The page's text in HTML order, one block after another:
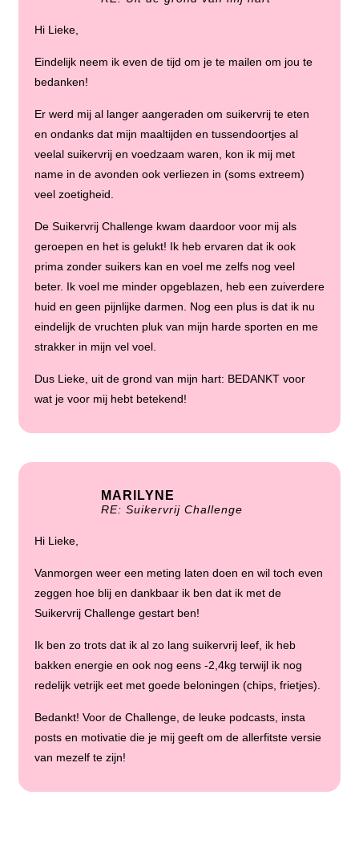
Hi Lieke,
Eindelijk neem ik even de tijd om je te mailen om jou te
bedanken!
Er werd mij al langer aangeraden om suikervrij te eten
en ondanks dat mijn maaltijden en tussendoortjes al
veelal suikervrij en voedzaam waren, kon ik mij met
name in de avonden ook verliezen in (soms extreem)
veel zoetigheid.
De Suikervrij Challenge kwam daardoor voor mij als
geroepen en het is gelukt! Ik heb ervaren dat ik ook
prima zonder suikers kan en voel me zelfs nog veel
beter. Ik voel me minder opgeblazen, heb een zuiverdere
huid en geen pijnlijke darmen. Nog een plus is dat ik nu
eindelijk de vruchten pluk van mijn harde sporten en me
strakker in mijn vel voel.
Dus Lieke, uit de grond van mijn hart: BEDANKT voor
wat je voor mij hebt betekend!
MARILYNE
RE: Suikervrij Challenge
Hi Lieke,
Vanmorgen weer een meting laten doen en wil toch even
zeggen hoe blij en dankbaar ik ben dat ik met de
Suikervrij Challenge gestart ben!
Ik ben zo trots dat ik al zo lang suikervrij leef, ik heb
bakken energie en ook nog eens -2,4kg terwijl ik nog
redelijk vetrijk eet met goede beloningen (chips, frietjes).
Bedankt! Voor de Challenge, de leuke podcasts, insta
posts en motivatie die je mij geeft om de allerfitste versie
van mezelf te zijn!